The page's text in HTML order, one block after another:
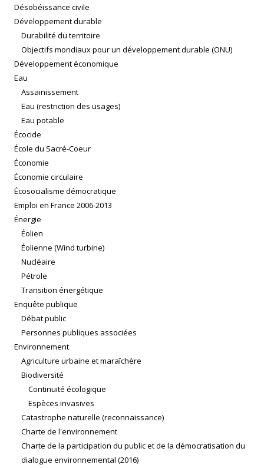
Désobéissance civile
Développement durable
Durabilité du territoire
Objectifs mondiaux pour un développement durable (ONU)
Développement économique
Eau
Assainissement
Eau (restriction des usages)
Eau potable
Écocide
École du Sacré-Coeur
Économie
Économie circulaire
Écosocialisme démocratique
Emploi en France 2006-2013
Énergie
Éolien
Éolienne (Wind turbine)
Nucléaire
Pétrole
Transition énergétique
Enquête publique
Débat public
Personnes publiques associées
Environnement
Agriculture urbaine et maraîchère
Biodiversité
Continuité écologique
Espèces invasives
Catastrophe naturelle (reconnaissance)
Charte de l'environnement
Charte de la participation du public et de la démocratisation du
dialogue environnemental (2016)